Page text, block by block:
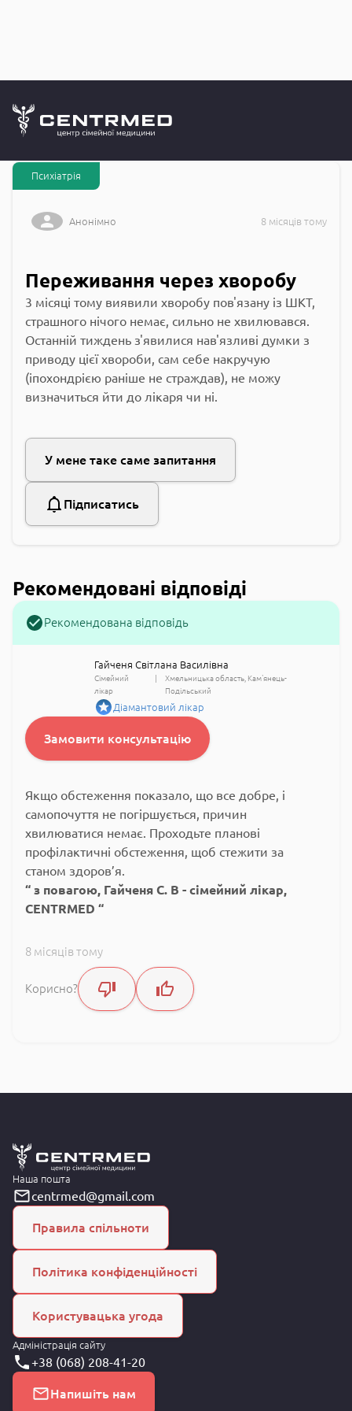
CENTRMED: Задай питання лікарю онлайн
Психіатрія
Анонімно 8 місяців тому
Переживання через хворобу
3 місяці тому виявили хворобу пов'язану із ШКТ,
страшного нічого немає, сильно не хвилювався.
Останній тиждень з'явилися нав'язливі думки з
приводу цієї хвороби, сам себе накручую
(іпохондрією раніше не страждав), не можу
визначиться йти до лікаря чи ні.
У мене таке саме запитання
Підписатись
Рекомендовані відповіді
Рекомендована відповідь
Гайченя Світлана Василівна
Сімейний
лікар
Хмельницька область Кам'янець-
Подільський
Діамантовий лікар
Замовити консультацію
Якщо обстеження показало, що все добре, і
самопочуття не погіршується, причин
хвилюватися немає. Проходьте планові
профілактичні обстеження, щоб стежити за
станом здоров’я.
з повагою, Гайченя С. В - сімейний лікар,
CENTRMED
8 місяців тому
Корисно?
Наша пошта
centrmed@gmail.com
Правила спільноти
Політика конфіденційності
Користувацька угода
Адміністрація сайту
+38 (068) 208-41-20
Напишіть нам